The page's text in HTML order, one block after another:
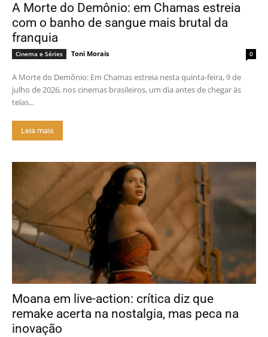
A Morte do Demônio: em Chamas estreia
com o banho de sangue mais brutal da
franquia
Cinema e Séries Toni Morais 0
A Morte do Demônio: Em Chamas estreia nesta quinta-feira, 9 de
julho de 2026, nos cinemas brasileiros, um dia antes de chegar às
telas...
Leia mais
Moana em live-action: crítica diz que
remake acerta na nostalgia, mas peca na
inovação